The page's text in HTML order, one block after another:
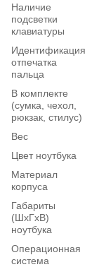
Наличие
подсветки
клавиатуры
Идентификация
отпечатка
пальца
В комплекте
(сумка, чехол,
рюкзак, стилус)
Вес
Цвет ноутбука
Материал
корпуса
Габариты
(ШхГхВ)
ноутбука
Операционная
система